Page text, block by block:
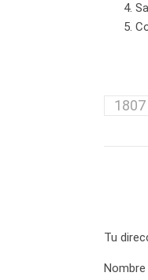
1807
Tu
Nombre